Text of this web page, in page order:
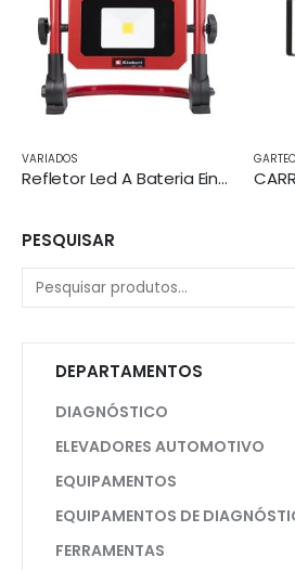
VARIADOS
Refletor Led A Bateria Einhell+ Bateria 2,5ah+ Carregador
GARTEC
PESQUISAR
DEPARTAMENTOS
DIAGNÓSTICO
ELEVADORES AUTOMOTIVO
EQUIPAMENTOS
EQUIPAMENTOS DE
FERRAMENTAS